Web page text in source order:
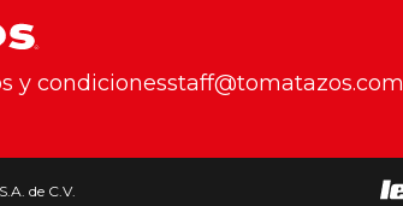
y condicionesstaff@tomatazos.com
de C.V.